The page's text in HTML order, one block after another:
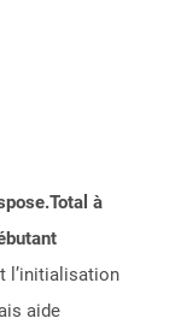
à
l’initialisation
aide